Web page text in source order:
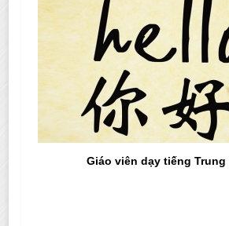
Giáo viên dạy tiếng Trung